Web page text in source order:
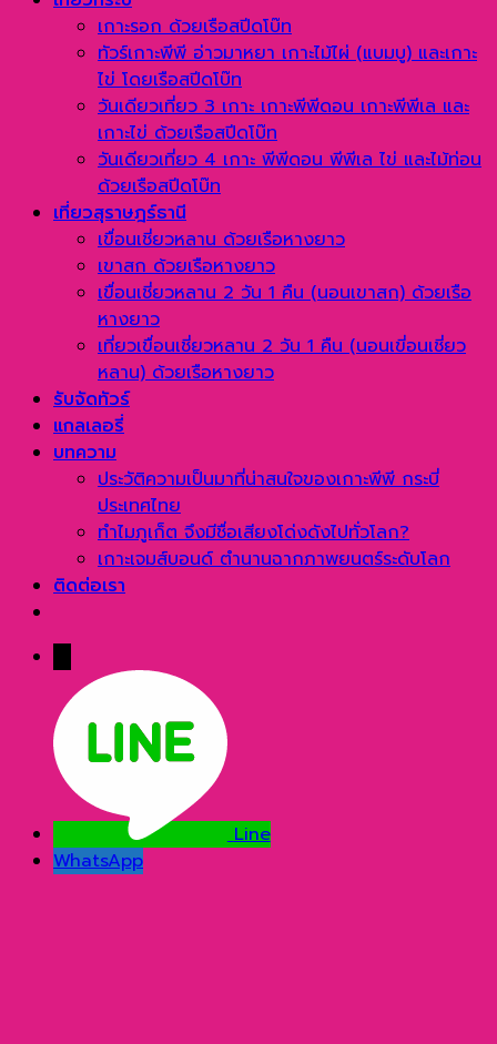
เกาะรอก ด้วยเรือสปีดโบ๊ท
ทัวร์เกาะพีพี อ่าวมาหยา เกาะไม้ไผ่ (แบมบู) และเกาะ
ไข่ โดยเรือสปีดโบ๊ท
วันเดียวเที่ยว 3 เกาะ เกาะพีพีดอน เกาะพีพีเล และ
เกาะไข่ ด้วยเรือสปีดโบ๊ท
วันเดียวเที่ยว 4 เกาะ พีพีดอน พีพีเล ไข่ และไม้ท่อน
ด้วยเรือสปีดโบ๊ท
เที่ยวสุราษฎร์ธานี
เขื่อนเชี่ยวหลาน ด้วยเรือหางยาว
เขาสก ด้วยเรือหางยาว
เขื่อนเชี่ยวหลาน 2 วัน 1 คืน (นอนเขาสก) ด้วยเรือ
หางยาว
เที่ยวเขื่อนเชี่ยวหลาน 2 วัน 1 คืน (นอนเขี่อนเชี่ยว
หลาน) ด้วยเรือหางยาว
รับจัดทัวร์
แกลเลอรี่
บทความ
ประวัติความเป็นมาที่น่าสนใจของเกาะพีพี กระบี่
ประเทศไทย
ทำไมภูเก็ต จึงมีชื่อเสียงโด่งดังไปทั่วโลก?
เกาะเจมส์บอนด์ ตำนานฉากภาพยนตร์ระดับโลก
ติดต่อเรา
Line
WhatsApp